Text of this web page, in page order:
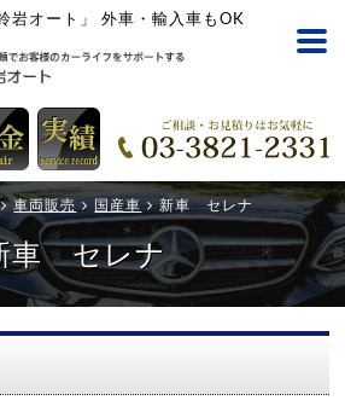
オート」 外車・輸入車もOK
車両販売 国産車 新車 セレナ
車 セレナ